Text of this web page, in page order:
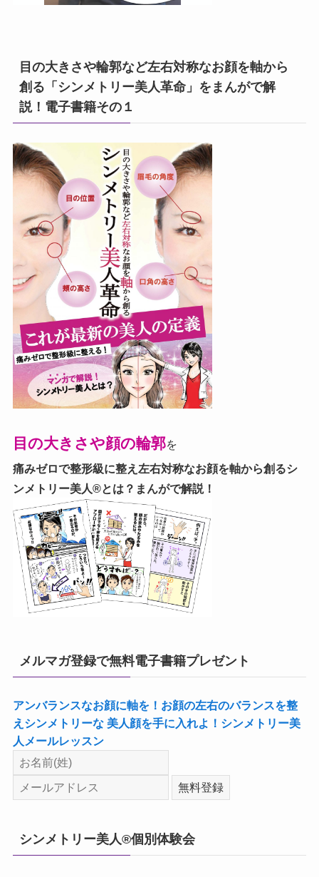
目の大きさや輪郭など左右対称なお顔を軸から
創る「シンメトリー美人革命」をまんがで解
説！電子書籍その１
目の大きさや顔の輪郭を
痛みゼロで整形級に整え左右対称なお顔を軸から創るシ
ンメトリー美人®とは？まんがで解説！
メルマガ登録で無料電子書籍プレゼント
アンバランスなお顔に軸を！お顔の左右のバランスを整
えシンメトリーな 美人顔を手に入れよ！シンメトリー美
人メールレッスン
シンメトリー美人®個別体験会